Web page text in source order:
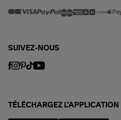
SUIVEZ-NOUS
TÉLÉCHARGEZ L'APPLICATION